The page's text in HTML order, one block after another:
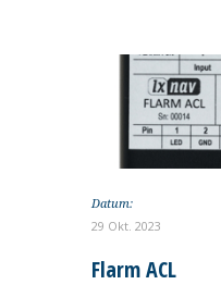
Datum:
29 Okt. 2023
Flarm ACL